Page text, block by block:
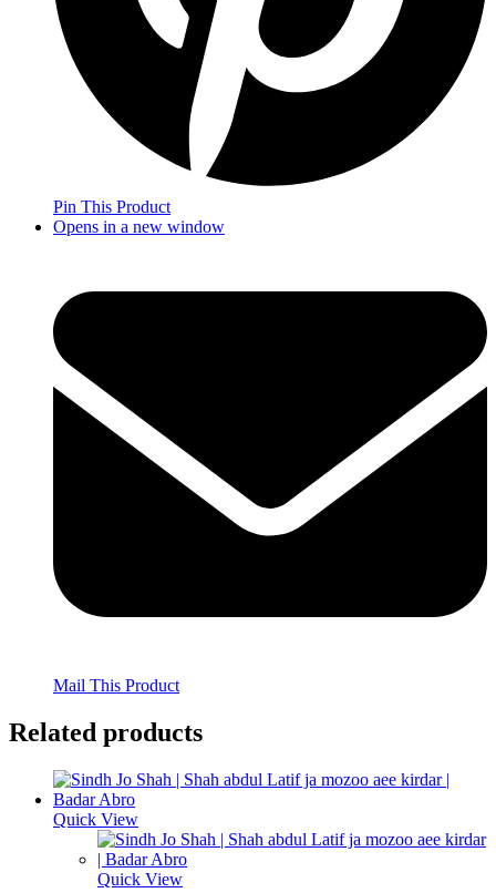
Pin This Product
Opens in a new window
Mail This Product
Related products
Quick View
Quick View